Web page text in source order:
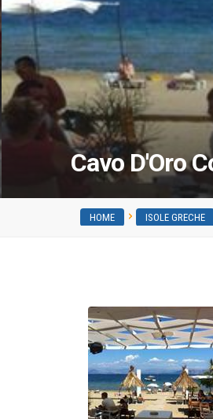
Cavo D'Oro
HOME ISOLE GRECHE